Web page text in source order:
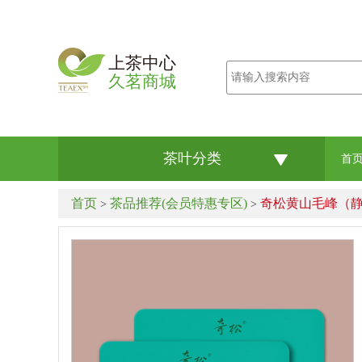
上茶中心
久茗商城
茶叶分类 首
首页 > 茶品推荐(会员特惠专区) > 奇松黄山毛峰（